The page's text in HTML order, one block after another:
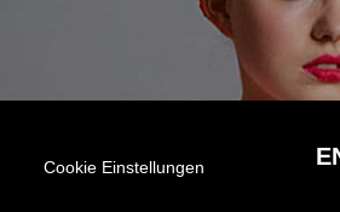
Cookie Einstellungen